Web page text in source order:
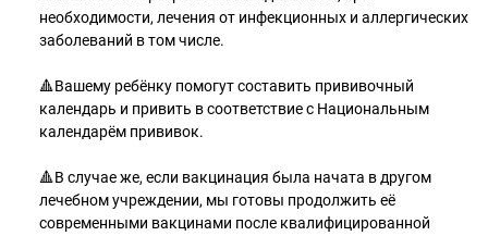
необходимости, лечения от инфекционных и аллергических
заболеваний в том числе.
🔺Вашему ребёнку помогут составить прививочный
календарь и привить в соответствие с Национальным
календарём прививок.
🔺В случае же, если вакцинация была начата в другом
лечебном учреждении, мы готовы продолжить её
современными вакцинами после квалифицированной